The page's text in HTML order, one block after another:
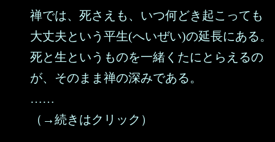
禅では、死さえも、いつ何どき起こっても
大丈夫という平生(へいぜい)の延長にある。
死と生というものを一緒くたにとらえるの
が、そのまま禅の深みである。
……
（→続きはクリック）